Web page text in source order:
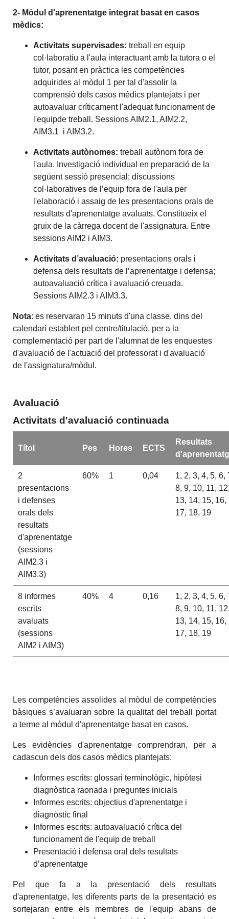
2- Mòdul d'aprenentatge integrat basat en casos
mèdics:
Activitats supervisades: treball en equip
col·laboratiu a l'aula interactuant amb la tutora o el
tutor, posant en pràctica les competències
adquirides al mòdul 1 per tal d'assolir la
comprensió dels casos mèdics plantejats i per
autoavaluar críticament l'adequat funcionament de
l'equipde treball. Sessions AIM2.1, AIM2.2,
AIM3.1 i AIM3.2.
Activitats autònomes: treball autònom fora de
l'aula. Investigació individual en preparació de la
següent sessió presencial; discussions
col·laboratives de l’equip fora de l'aula per
l'elaboració i assaig de les presentacions orals de
resultats d'aprenentatge avaluats. Constitueix el
gruix de la càrrega docent de l'assignatura. Entre
sessions AIM2 i AIM3.
Activitats d’avaluació: presentacions orals i
defensa dels resultats de l’aprenentatge i defensa;
autoavaluació crítica i avaluació creuada.
Sessions AIM2.3 i AIM3.3.
Nota: es reservaran 15 minuts d'una classe, dins del
calendari establert pel centre/titulació, per a la
complementació per part de l'alumnat de les enquestes
d'avaluació de l'actuació del professorat i d'avaluació
de l'assignatura/mòdul.
Avaluació
Activitats d'avaluació continuada
Títol Pes Hores ECTS
Resultats
2
presentacions
i defenses
orals dels
resultats
d'aprenentatge
(sessions
AIM2.3 i
AIM3.3)
60% 1 0,04
1, 2, 3, 4, 5, 6,
8, 9, 10, 11,
13, 14, 15, 16,
17, 18, 19
8 informes
escrits
avaluats
(sessions
AIM2 i AIM3)
40% 4 0,16
1, 2, 3, 4, 5, 6,
8, 9, 10, 11,
13, 14, 15, 16,
17, 18, 19
Les competències assolides al mòdul de competències
bàsiques s’avaluaran sobre la qualitat del treball portat
a terme al mòdul d'aprenentatge basat en casos.
Les evidències d'aprenentatge comprendran, per a
cadascun dels dos casos mèdics plantejats:
Informes escrits: glossari terminològic, hipòtesi
diagnòstica raonada i preguntes inicials
Informes escrits: objectius d'aprenentatge i
diagnòstic final
Informes escrits: autoavaluació crítica del
funcionament de l'equip de treball
Presentació i defensa oral dels resultats
d’aprenentatge
Pel que fa a la presentació dels resultats
d'aprenentatge, les diferents parts de la presentació es
sortejaran entre els membres de l'equip abans de